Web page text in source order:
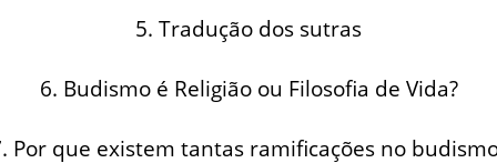
5. Tradução dos sutras
6. Budismo é Religião ou Filosofia de Vida?
Por que existem tantas ramificações no